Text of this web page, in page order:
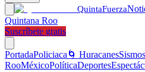
QuintaFuerza
Quintana Roo
Suscríbete gratis
PortadaPoliciaca 🌀 HuracanesSismos
RooMéxicoPolíticaDeportes